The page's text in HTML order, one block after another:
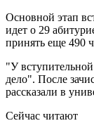
Основной этап
идет о 29
принять еще 490
"У
дело". После
рассказали в
Сейчас читают